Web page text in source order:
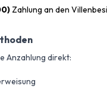
Zahlung an den
Anzahlung direkt: